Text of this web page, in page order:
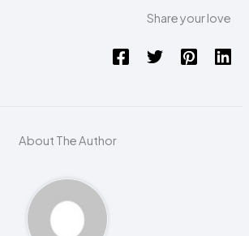
Share your love
About The Author